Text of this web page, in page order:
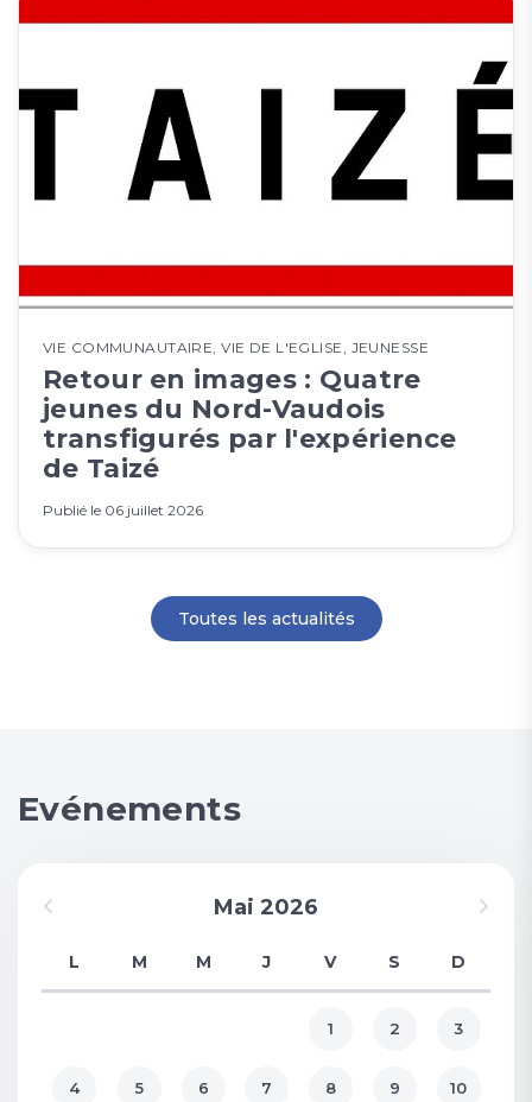
VIE COMMUNAUTAIRE ,VIE DE L'EGLISE JEUNESSE
Retour en images : Quatre
jeunes du Nord-Vaudois
transfigurés par l'expérience
de Taizé
Publié le 06 juillet 2026
Toutes les actualités
Evénements
Mai 2026
L M M J V S D
1 2 3
4 5 6 7 8 9 10